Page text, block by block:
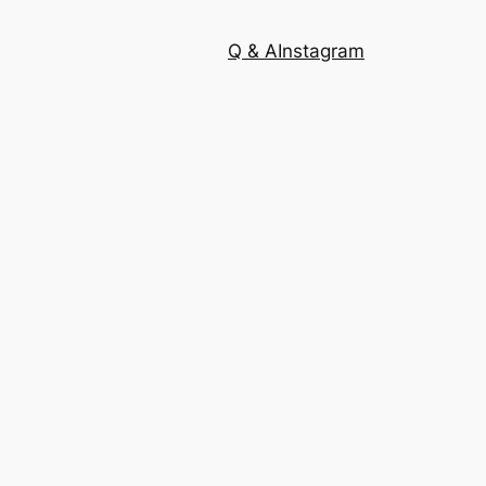
Q & AInstagram